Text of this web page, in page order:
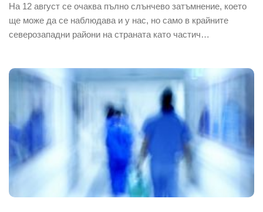
На 12 август се очаква пълно слънчево затъмнение, което
ще може да се наблюдава и у нас, но само в крайните
северозападни райони на страната като частич…